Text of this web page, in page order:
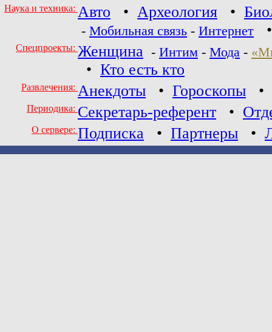
Наука и техника: Авто • Археология •
- Мобильная связь - Интернет
Спецпроекты: Женщина - Интим - Мода -
• Кто есть кто
Развлечения: Анекдоты • Гороскопы •
Периодика: Секретарь-референт •
О сервере: Подписка • Партнеры •